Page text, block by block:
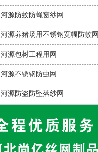
河源防蚊防蝇窗纱网
河源养猪场用不锈钢宽幅防蚊网
河源包树工程用网
河源不锈钢防虫网
河源防盗防坠落纱网